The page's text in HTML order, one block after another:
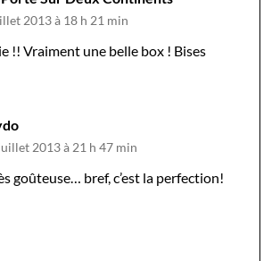
2013 à 18 h 21 min
!! Vraiment une belle box ! Bises
2013 à 21 h 47 min
goûteuse… bref, c’est la perfection!